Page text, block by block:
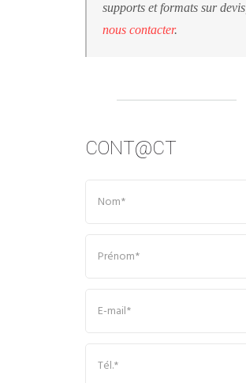
supports et formats sur devis,
nous contacter.
CONT@CT